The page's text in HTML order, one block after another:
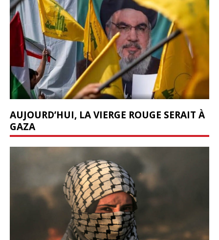
AUJOURD’HUI, LA VIERGE ROUGE SERAIT À
GAZA